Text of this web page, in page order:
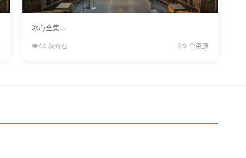
冰心全集...
👁️44 次查看 📎 9 个资源